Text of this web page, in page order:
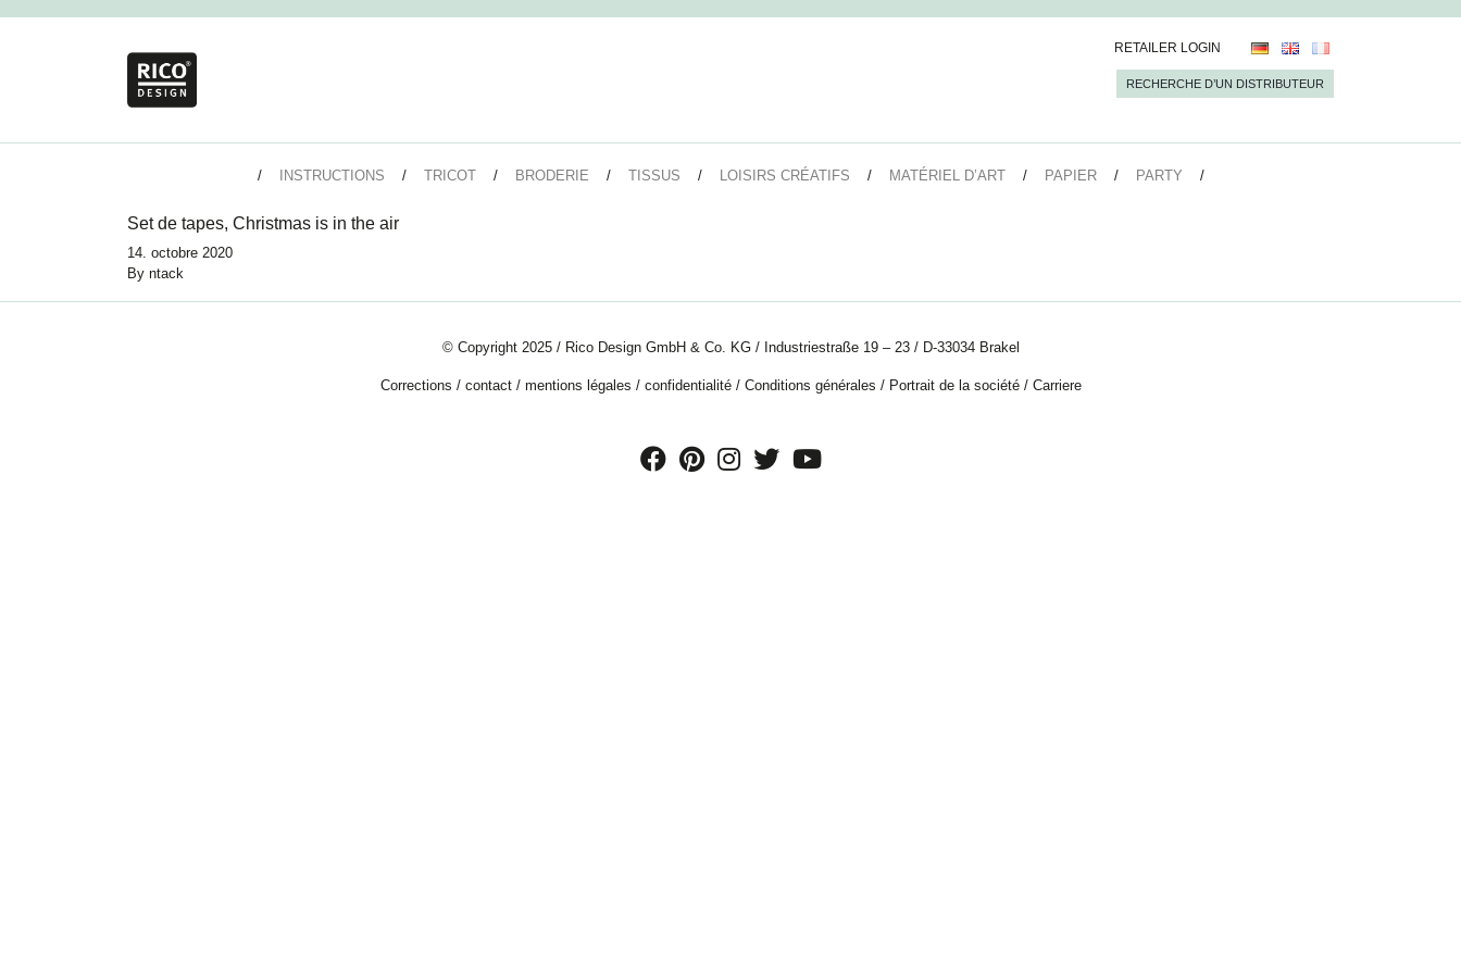
RETAILER LOGIN
RECHERCHE D’UN DISTRIBUTEUR
INSTRUCTIONS TRICOT BRODERIE TISSUS LOISIRS CRÉATIFS MATÉRIEL D’ART PAPIER PARTY
Set de tapes, Christmas is in the air
14. octobre 2020
By ntack
© Copyright 2025 / Rico Design GmbH & Co. KG / Industriestraße 19 – 23 / D-33034 Brakel
Corrections / contact/ mentions légales / confidentialité/ Conditions générales / Portrait de la société/ Carriere